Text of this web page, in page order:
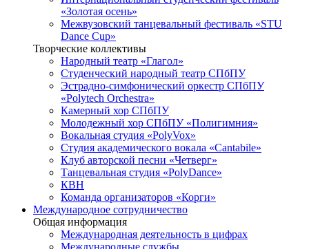
«Золотая осень»
Межвузовский танцевальный фестиваль «STU
Dance Cup»
Творческие коллективы
Народный театр «Глагол»
Студенческий народный театр СПбПУ
Эстрадно-симфонический оркестр СПбПУ
«Polytech Orchestra»
Камерный хор СПбПУ
Молодежный хор СПбПУ «Полигимния»
Вокальная студия «PolyVox»
Студия академического вокала «Cantabile»
Клуб авторской песни «Четверг»
Танцевальная студия «PolyDance»
КВН
Команда организаторов «Корги»
Международное сотрудничество
Общая информация
Международная деятельность в цифрах
Международные службы